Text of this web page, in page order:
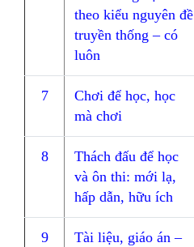
theo kiểu nguyên đề
truyền thống – có
luôn
7
Chơi để học, học
mà chơi
8
Thách đấu để học
và ôn thi: mới lạ,
hấp dẫn, hữu ích
9
Tài liệu, giáo án –